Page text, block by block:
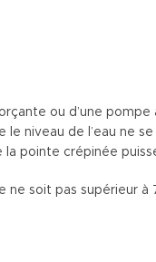
ou d’une pompe
niveau de l’eau ne
pointe crépinée
soit pas supérieur